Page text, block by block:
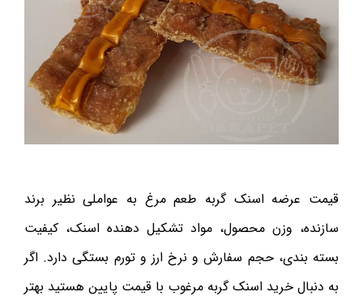
قیمت عرضه اسنک گربه طعم مرغ به عواملی نظیر برند
سازنده، وزن محصول، مواد تشکیل دهنده اسنک، کیفیت
بسته بندی، حجم سفارش و نرخ ارز و تورم بستگی دارد. اگر
به دنبال خرید اسنک گربه مرغوب با قیمت پایین هستید بهتر